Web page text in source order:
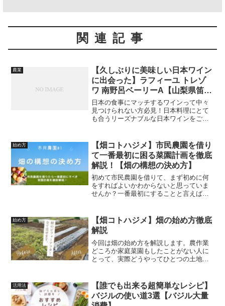
関連記事
農業
【久しぶりに美味しい日本ワイン
に出会った】ラフィーユ トレゾ
ワ 南野呂ベーリーA【山梨県笛吹
市 Maruki Winery】
日本の食事にマッチするワインって中々
見つけられない方必見！日本料理にとて
も合うリーズナブルな日本ワインをご紹
少しだけワインのスパイスを加えてあげ
ると、より一層楽しめますよ！
始め方
【畑コトハジメ】市民農園を借り
て一番最初に困る菜園計画を徹底
解説！【畑の構想の決め方】
初めて市民農園を借りて、まず初めに何
をすればよいかわからないと思っていま
せんか？一番最初にすることと言えば菜
説します。
始め方
【畑コトハジメ】畑の始め方徹底
解説
今回は畑の始め方を解説します。農作業
どころか家庭菜園もしたことがない人に
とって、実際どうやってひとつの土地か
心者で、右も左もわからないところか
ら、市民農園で区画を借りて...
活用法
【誰でも出来る超簡単なレシピ】
バジルの使い道3選【バジル大量